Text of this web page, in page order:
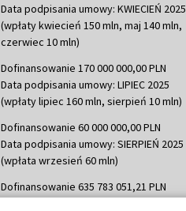
Data podpisania umowy: KWIECIEŃ 2025
(wpłaty kwiecień 150 mln, maj 140 mln,
czerwiec 10 mln)
Dofinansowanie 170 000 000,00 PLN
Data podpisania umowy: LIPIEC 2025
(wpłaty lipiec 160 mln, sierpień 10 mln)
Dofinansowanie 60 000 000,00 PLN
Data podpisania umowy: SIERPIEŃ 2025
(wpłata wrzesień 60 mln)
Dofinansowanie 635 783 051,21 PLN